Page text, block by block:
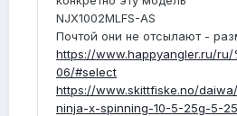
NJX1002MLFS-AS
Почтой они не отсылают -
https://www.happyangler.ru/ru/
06/#select
https://www.skittfiske.no/
ninja-x-spinning-10-5-25g-5-